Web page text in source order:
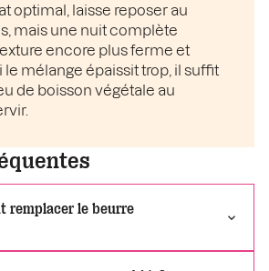
optimal, laisse reposer au
mais une nuit complète
encore plus ferme et
le mélange épaissit trop, il suffit
de boisson végétale au
remplacer le beurre